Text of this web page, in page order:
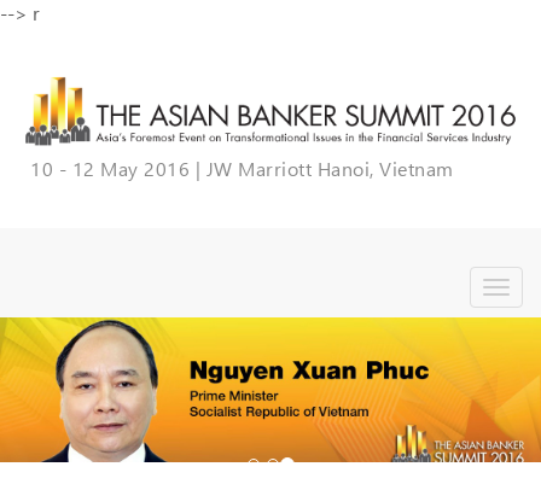
--> r
10 - 12 May 2016 | JW Marriott Hanoi, Vietnam